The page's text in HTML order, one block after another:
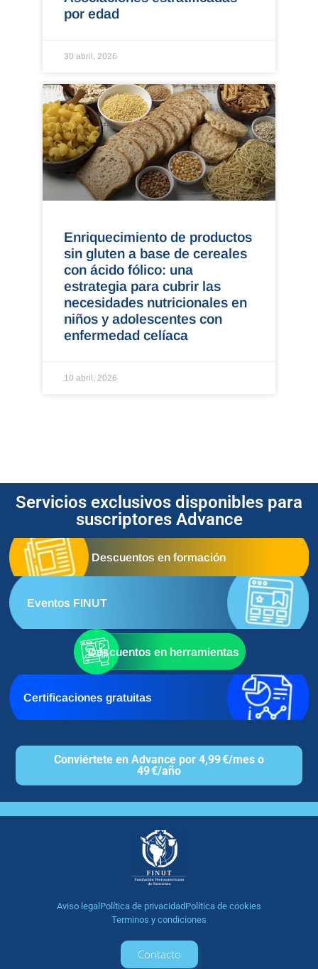
por edad
30 abril, 2026
Enriquecimiento de productos
sin gluten a base de cereales
con ácido fólico: una
estrategia para cubrir las
necesidades nutricionales en
niños y adolescentes con
enfermedad celíaca
10 abril, 2026
Servicios exclusivos disponibles para
suscriptores Advance
Descuentos en formación
Eventos FINUT
Descuentos en herramientas
Certificaciones gratuitas
Conviértete en Advance por 4,99 €/mes o
49 €/año
Aviso legalPolítica de privacidadPolítica de cookies
Terminos y condiciones
Contacto